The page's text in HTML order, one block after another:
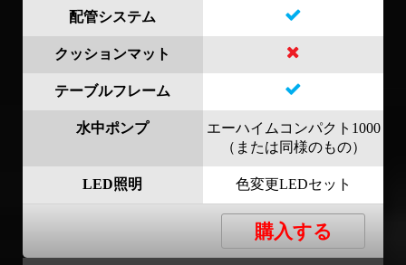
配管システム
クッションマット
テーブルフレーム
水中ポンプ
LED照明
エーハイムコンパクト1000
（または同様のもの）
色変更LEDセット
購入する